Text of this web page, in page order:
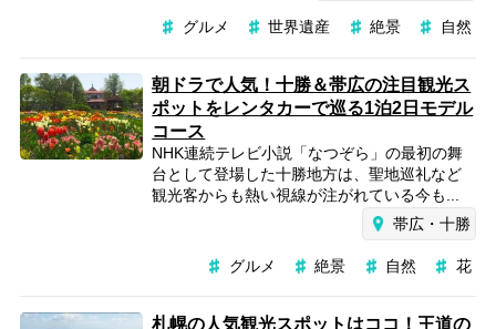
グルメ 世界遺産 絶景 自然
朝ドラで人気！十勝＆帯広の注目観光ス
ポットをレンタカーで巡る1泊2日モデル
コース
NHK連続テレビ小説「なつぞら」の最初の舞
台として登場した十勝地方は、聖地巡礼など
観光客からも熱い視線が注がれている今も...
帯広・十勝
グルメ 絶景 自然 花
札幌の人気観光スポットはココ！王道の